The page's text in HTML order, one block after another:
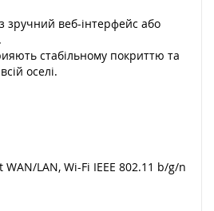
зручний веб-інтерфейс або
стабільному покриттю та
оселі.
LAN, Wi-Fi IEEE 802.11 b/g/n